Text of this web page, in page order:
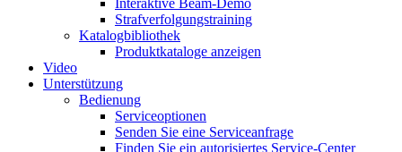
Interaktive Beam-Demo
Strafverfolgungstraining
Katalogbibliothek
Produktkataloge anzeigen
Video
Unterstützung
Bedienung
Serviceoptionen
Senden Sie eine Serviceanfrage
Finden Sie ein autorisiertes Service-Center